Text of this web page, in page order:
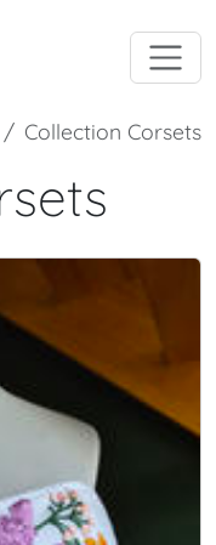
Collection Corsets